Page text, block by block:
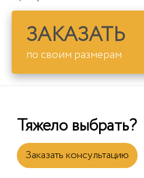
ЗАКАЗАТЬ
по своим размерам
Тяжело выбрать?
Заказать консультацию